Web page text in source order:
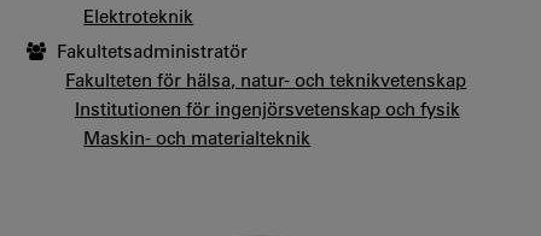
Elektroteknik
Fakultetsadministratör
Fakulteten för hälsa, natur- och teknikvetenskap
Institutionen för ingenjörsvetenskap och fysik
Maskin- och materialteknik